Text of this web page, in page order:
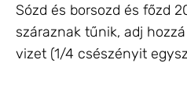
Sózd és borsozd és főzd
száraznak tűnik, adj
vizet (1/4 csészényit